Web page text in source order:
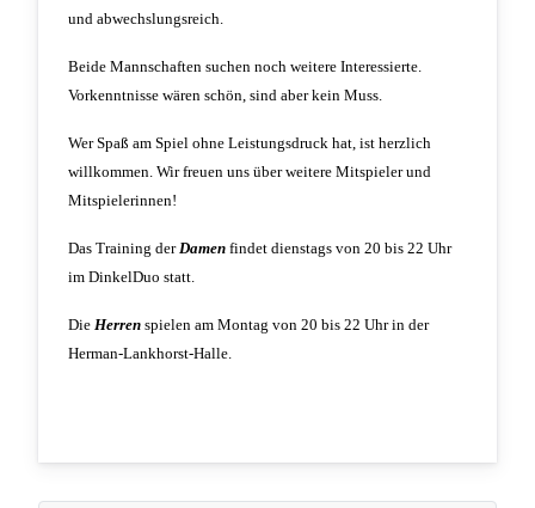
und abwechslungsreich.
Beide Mannschaften suchen noch weitere Interessierte.
Vorkenntnisse wären schön, sind aber kein Muss.
Wer Spaß am Spiel ohne Leistungsdruck hat, ist herzlich
willkommen. Wir freuen uns über weitere Mitspieler und
Mitspielerinnen!
Das Training der Damen findet dienstags von 20 bis 22 Uhr
im DinkelDuo statt.
Die Herren spielen am Montag von 20 bis 22 Uhr in der
Herman-Lankhorst-Halle.